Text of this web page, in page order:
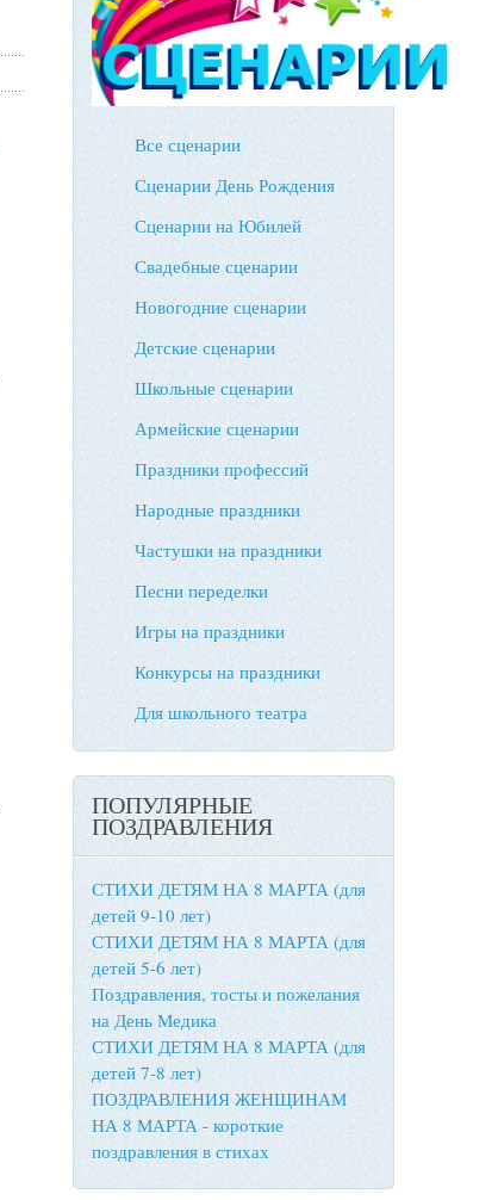
Все сценарии
Сценарии День Рождения
Сценарии на Юбилей
Свадебные сценарии
Новогодние сценарии
Детские сценарии
Школьные сценарии
Армейские сценарии
Праздники профессий
Народные праздники
Частушки на праздники
Песни переделки
Игры на праздники
Конкурсы на праздники
Для школьного театра
ПОПУЛЯРНЫЕ
ПОЗДРАВЛЕНИЯ
СТИХИ ДЕТЯМ НА 8 МАРТА (для
детей 9-10 лет)
СТИХИ ДЕТЯМ НА 8 МАРТА (для
детей 5-6 лет)
Поздравления, тосты и пожелания
на День Медика
СТИХИ ДЕТЯМ НА 8 МАРТА (для
детей 7-8 лет)
ПОЗДРАВЛЕНИЯ ЖЕНЩИНАМ
НА 8 МАРТА - короткие
поздравления в стихах